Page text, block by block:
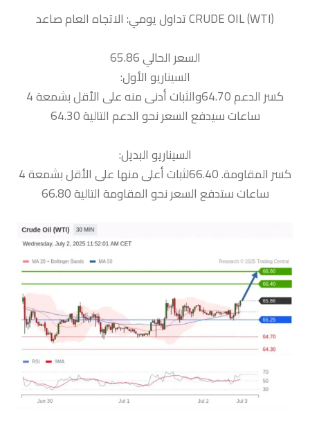
السعر الحالي 65.86
السيناريو الأول:
كسر الدعم 64.70والثبات أدنى منه على الأقل بشمعة 4
ساعات سيدفع السعر نحو الدعم التالية 64.30
السيناريو البديل:
كسر المقاومة. 66.40لثبات أعلى منها على الأقل بشمعة 4
ساعات ستدفع السعر نحو المقاومة التالية 66.80